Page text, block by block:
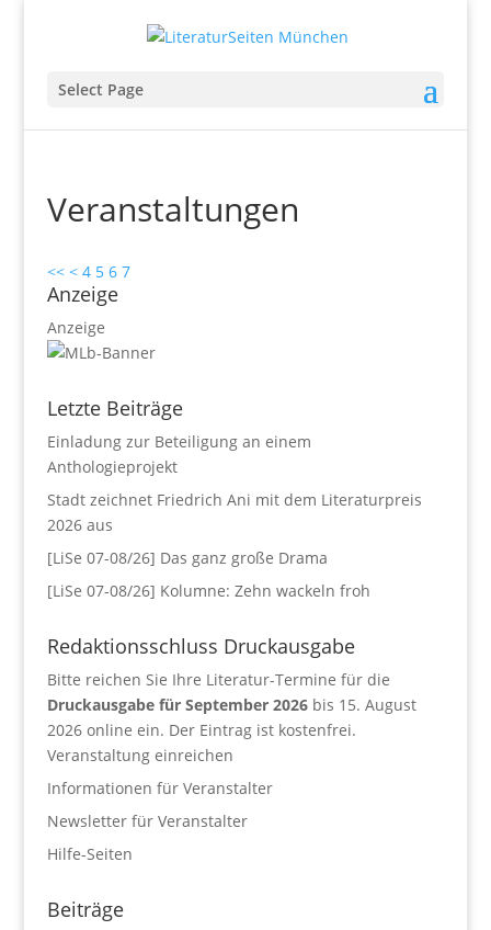
Select Page
Veranstaltungen
<< < 4 5 6 7
Anzeige
Anzeige
Letzte Beiträge
Einladung zur Beteiligung an einem
Anthologieprojekt
Stadt zeichnet Friedrich Ani mit dem Literaturpreis
2026 aus
[LiSe 07-08/26] Das ganz große Drama
[LiSe 07-08/26] Kolumne: Zehn wackeln froh
Redaktionsschluss Druckausgabe
Bitte reichen Sie Ihre Literatur-Termine für die
Druckausgabe für September 2026bis 15. August
2026 online ein. Der Eintrag ist kostenfrei.
Veranstaltung einreichen
Informationen für Veranstalter
Newsletter für Veranstalter
Hilfe-Seiten
Beiträge